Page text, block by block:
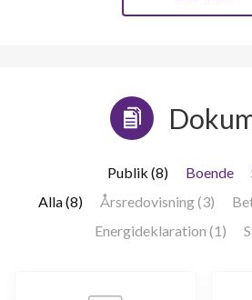
Publik (8) Boende
Alla (8)
Årsredovisning (3)
Energideklaration (1)